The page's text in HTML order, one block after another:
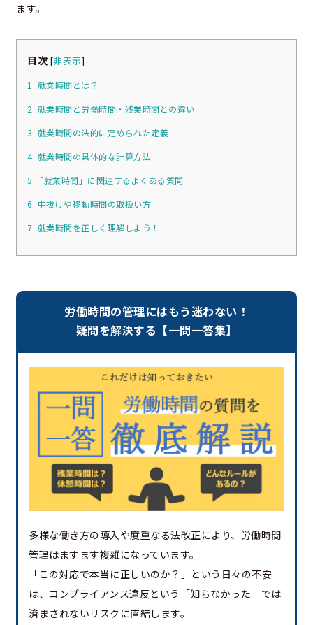
ます。
目次 [非表示]
1. 就業時間とは？
2. 就業時間と労働時間・残業時間との違い
3. 就業時間の法的に定められた定義
4. 就業時間の具体的な計算方法
5.「就業時間」に関連するよくある質問
6. 中抜けや移動時間の取扱い方
7. 就業時間を正しく理解しよう！
労働時間の管理にはもう迷わない！
疑問を解決する【一問一答集】
多様な働き方の導入や度重なる法改正により、労働時間
管理はますます複雑になっています。
「この対応で本当に正しいのか？」という日々の不安
は、コンプライアンス違反という「知らなかった」では
済まされないリスクに直結します。